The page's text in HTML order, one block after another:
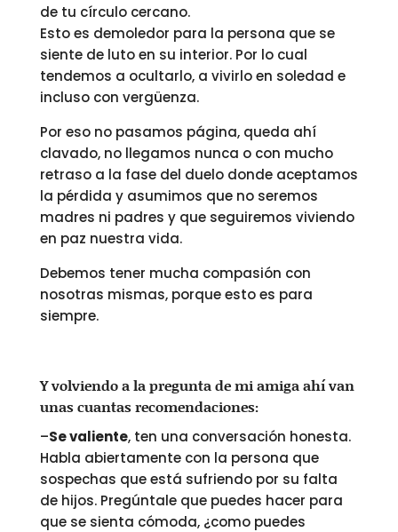
de tu círculo cercano.
Esto es demoledor para la persona que se
siente de luto en su interior. Por lo cual
tendemos a ocultarlo, a vivirlo en soledad e
incluso con vergüenza.
Por eso no pasamos página, queda ahí
clavado, no llegamos nunca o con mucho
retraso a la fase del duelo donde aceptamos
la pérdida y asumimos que no seremos
madres ni padres y que seguiremos viviendo
en paz nuestra vida.
Debemos tener mucha compasión con
nosotras mismas, porque esto es para
siempre.
Y volviendo a la pregunta de mi amiga ahí van
unas cuantas recomendaciones:
–Se valiente, ten una conversación honesta.
Habla abiertamente con la persona que
sospechas que está sufriendo por su falta
de hijos. Pregúntale que puedes hacer para
que se sienta cómoda, ¿como puedes